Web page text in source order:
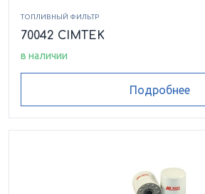
ТОПЛИВНЫЙ ФИЛЬТР
70042 CIMTEK
в наличии
Подробнее